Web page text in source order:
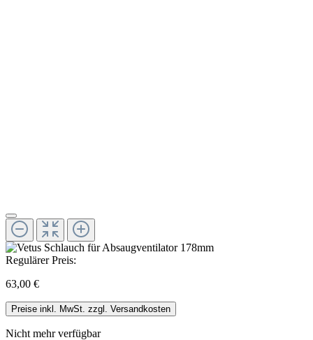
Regulärer Preis:
63,00 €
Preise inkl. MwSt. zzgl. Versandkosten
Nicht mehr verfügbar